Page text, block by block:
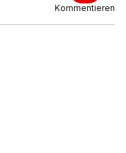
Kommentieren